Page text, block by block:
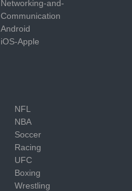
Networking-and-
Communication
Android
iOS-Apple
NFL
NBA
Soccer
Racing
UFC
Boxing
Wrestling